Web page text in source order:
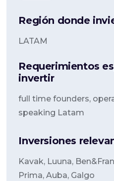
Región donde
LATAM
Requerimientos
invertir
full time founders,
speaking Latam
Inversiones
Kavak, Luuna,
Prima, Auba, Galgo